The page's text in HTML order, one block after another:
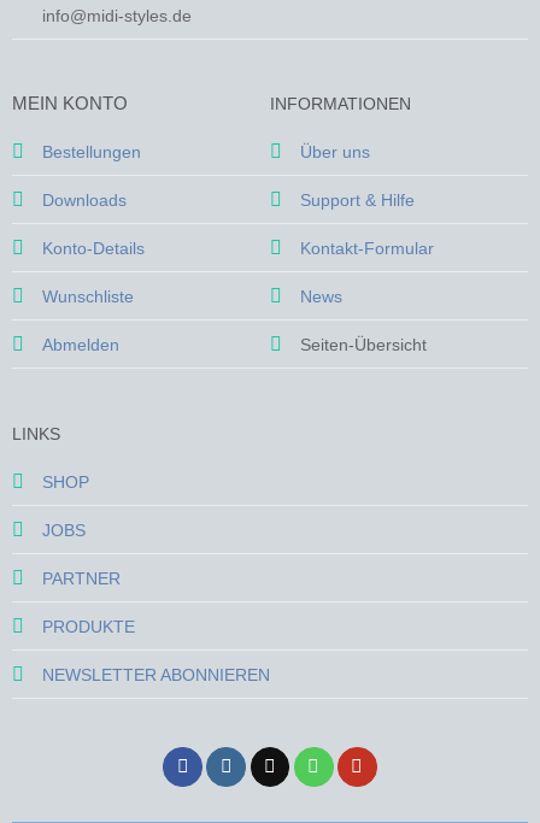
werden
info@midi-styles.de
MEIN KONTO
Bestellungen
Downloads
Konto-Details
Wunschliste
Abmelden
INFORMATIONEN
Über uns
Support & Hilfe
Kontakt-Formular
News
Seiten-Übersicht
LINKS
SHOP
JOBS
PARTNER
PRODUKTE
NEWSLETTER ABONNIEREN